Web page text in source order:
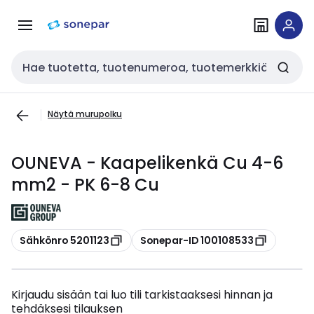
navigointiinsisältöön
Haku
Näytä murupolku
OUNEVA - Kaapelikenkä Cu 4-6
mm2 - PK 6-8 Cu
Kopioi
Sähkönro 5201123 Kopioi
Sonepar-ID 100108533
Kirjaudu sisään tai luo tili tarkistaaksesi hinnan ja
tehdäksesi tilauksen